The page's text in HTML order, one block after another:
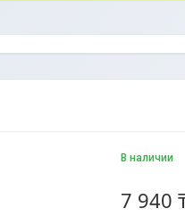
В наличии
7 940